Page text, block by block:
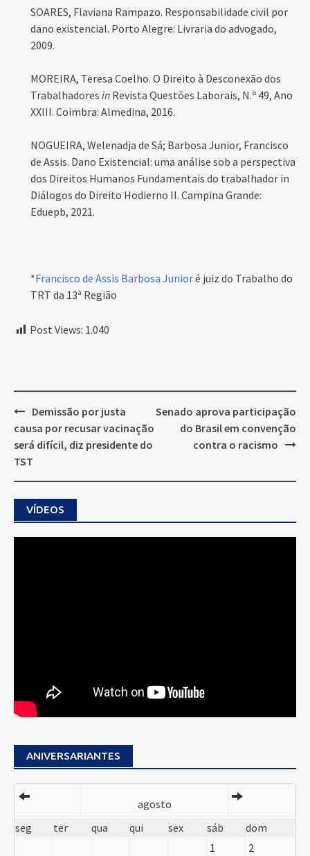
SOARES, Flaviana Rampazo. Responsabilidade civil por
dano existencial. Porto Alegre: Livraria do advogado,
2009.
MOREIRA, Teresa Coelho. O Direito à Desconexão dos
Trabalhadores in Revista Questões Laborais, N.º 49, Ano
XXIII. Coimbra: Almedina, 2016.
NOGUEIRA, Welenadja de Sá; Barbosa Junior, Francisco
de Assis. Dano Existencial: uma análise sob a perspectiva
dos Direitos Humanos Fundamentais do trabalhador in
Diálogos do Direito Hodierno II. Campina Grande:
Eduepb, 2021.
*Francisco de Assis Barbosa Junioré juiz do Trabalho do
TRT da 13ª Região
Post Views: 1.040
Post
navigation
Demissão por justa
causa por recusar vacinação
será difícil, diz presidente do
TST
Senado aprova participação
do Brasil em convenção
contra o racismo
VÍDEOS
ANIVERSARIANTES
agosto
seg
ter qua qui sex sáb
dom
1
2